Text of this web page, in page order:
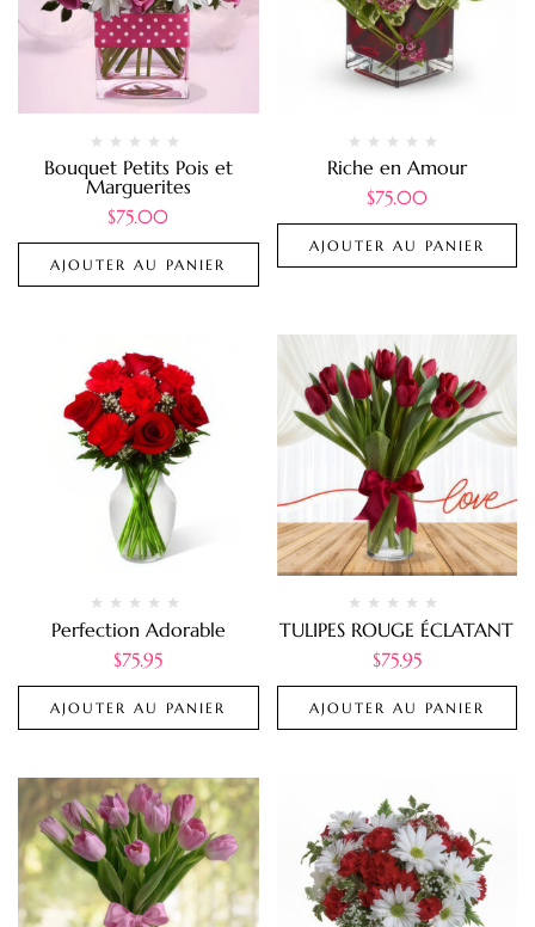
Bouquet Petits Pois et
Marguerites
$75.00
AJOUTER AU PANIER
Riche en Amour
$75.00
AJOUTER AU PANIER
Perfection Adorable
$75.95
AJOUTER AU PANIER
TULIPES ROUGE ÉCLATANT
$75.95
AJOUTER AU PANIER